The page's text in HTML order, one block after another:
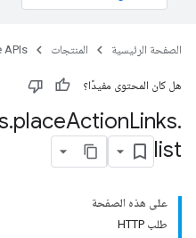
الصفحة الرئيسية المنتجات APIs
هل كان المحتوى مفيدًا؟
.placeActionLinks.
list
على هذه الصفحة
طلب HTTP